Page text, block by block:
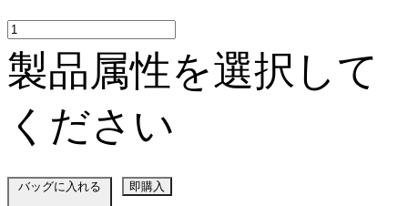
製品属性を選択して
ください
即購入